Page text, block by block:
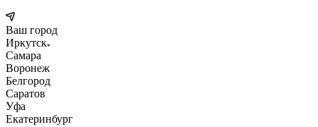
Ваш город
Иркутск
Самара
Воронеж
Белгород
Саратов
Уфа
Екатеринбург